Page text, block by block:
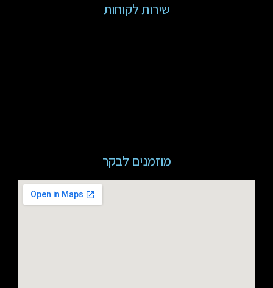
שירות לקוחות
מוזמנים לבקר